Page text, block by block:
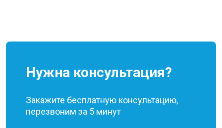
Нужна консультация?
Закажите бесплатную консультацию,
перезвоним за 5 минут